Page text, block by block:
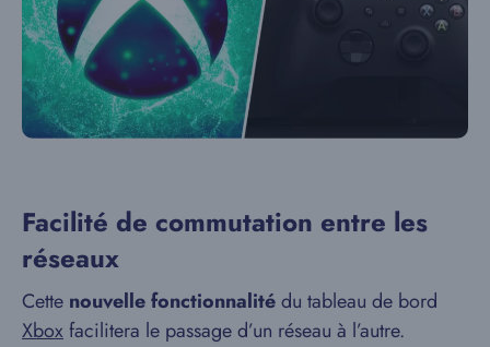
Facilité de commutation entre les
réseaux
Cette nouvelle fonctionnalitédu tableau de bord
Xboxfacilitera le passage d’un réseau à l’autre.